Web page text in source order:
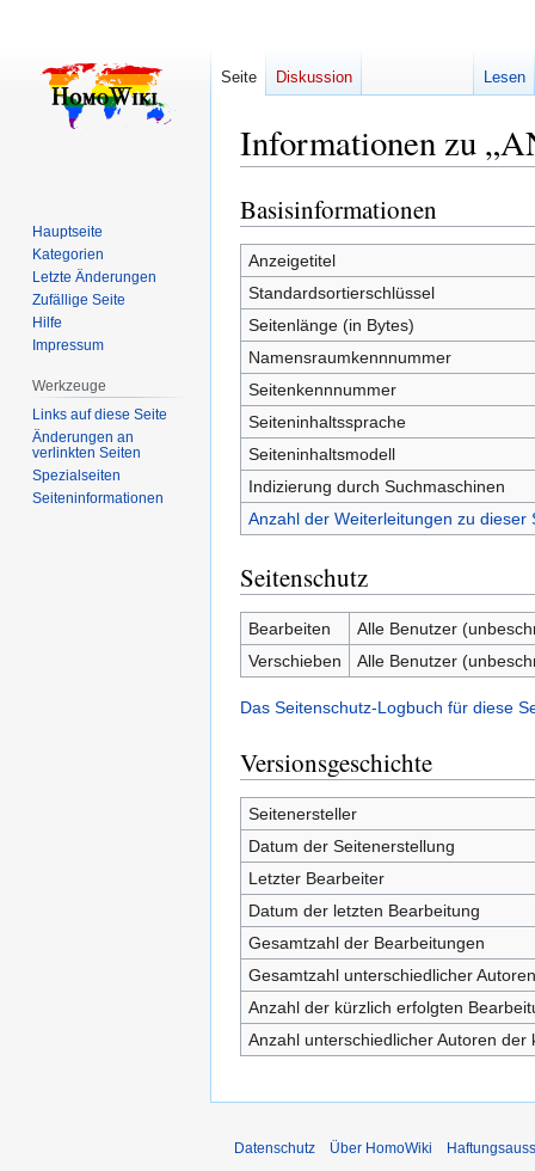
Informationen zu
Zur
Navigation
springen
Zur
Suche
springen
Basisinformationen
Anzeigetitel
Standardsortierschlüssel
Seitenlänge (in Bytes)
Namensraumkennnummer
Seitenkennnummer
Seiteninhaltssprache
Seiteninhaltsmodell
Indizierung durch Suchmaschinen
Anzahl der Weiterleitungen zu dieser
Seitenschutz
Bearbeiten
Alle Benutzer
Verschieben
Alle Benutzer
Das Seitenschutz-Logbuch für diese
Versionsgeschichte
Seitenersteller
Datum der Seitenerstellung
Letzter Bearbeiter
Datum der letzten Bearbeitung
Gesamtzahl der Bearbeitungen
Gesamtzahl unterschiedlicher Autoren
Anzahl der kürzlich erfolgten
Anzahl unterschiedlicher Autoren
Seite Diskussion Lesen
Hauptseite
Kategorien
Letzte Änderungen
Zufällige Seite
Hilfe
Impressum
Werkzeuge
Links auf diese Seite
Änderungen an
verlinkten Seiten
Spezialseiten
Seiten­­informationen
Datenschutz Über HomoWiki